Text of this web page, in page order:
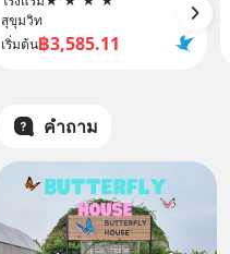
สุขุมวิท
เริ่มต้น฿3,585.11
คำถาม